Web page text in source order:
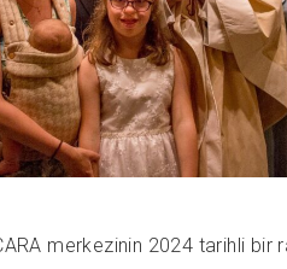
merkezinin 2024 tarihli bir